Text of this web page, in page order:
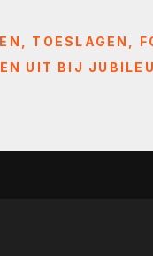
TOESLAGEN,
UIT BIJ